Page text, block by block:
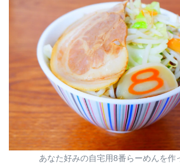
あなた好みの自宅用8番らーめんを作